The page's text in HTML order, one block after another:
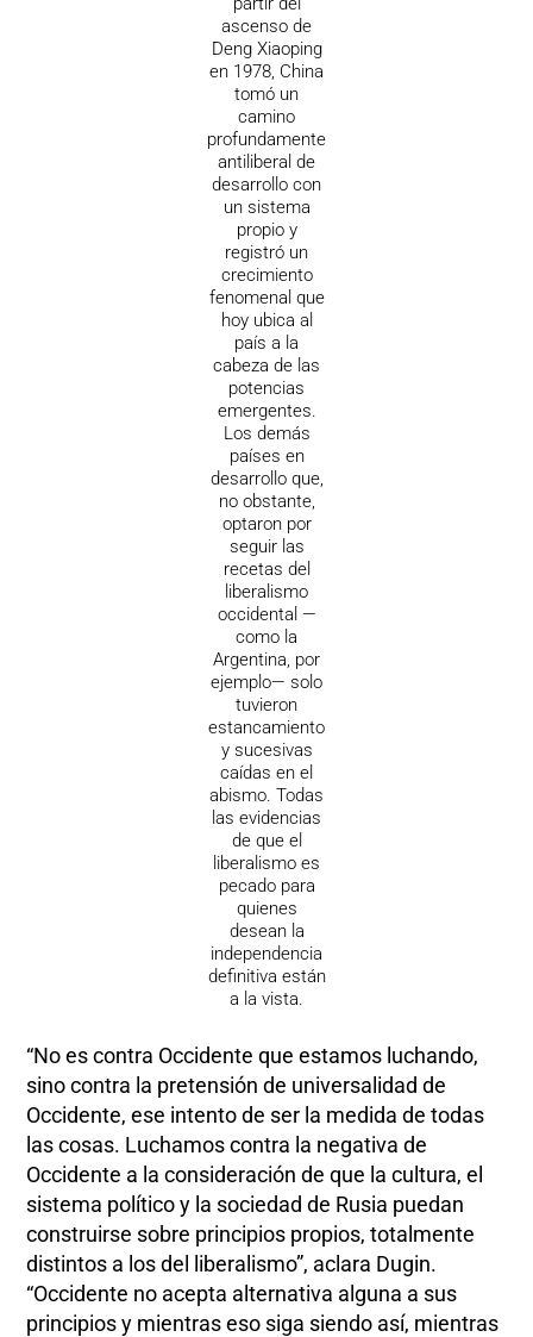
ascenso de
Deng Xiaoping
en 1978, China
tomó un
camino
profundamente
antiliberal de
desarrollo con
un sistema
propio y
registró un
crecimiento
fenomenal que
hoy ubica al
país a la
cabeza de las
potencias
emergentes.
Los demás
países en
desarrollo que,
no obstante,
optaron por
seguir las
recetas del
liberalismo
occidental —
como la
Argentina, por
ejemplo— solo
tuvieron
estancamiento
y sucesivas
caídas en el
abismo. Todas
las evidencias
de que el
liberalismo es
pecado para
quienes
desean la
independencia
definitiva están
a la vista.
“No es contra Occidente que estamos luchando,
sino contra la pretensión de universalidad de
Occidente, ese intento de ser la medida de todas
las cosas. Luchamos contra la negativa de
Occidente a la consideración de que la cultura, el
sistema político y la sociedad de Rusia puedan
construirse sobre principios propios, totalmente
distintos a los del liberalismo”, aclara Dugin.
“Occidente no acepta alternativa alguna a sus
principios y mientras eso siga siendo así, mientras